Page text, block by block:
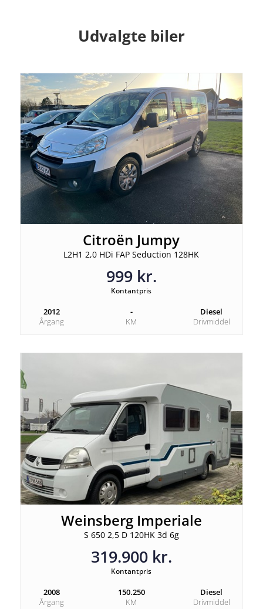
Udvalgte biler
Citroën Jumpy
L2H1 2,0 HDi FAP Seduction 128HK
999 kr.
Kontantpris
2012
Årgang
-
KM
Diesel
Drivmiddel
Weinsberg Imperiale
S 650 2,5 D 120HK 3d 6g
319.900 kr.
Kontantpris
2008
Årgang
150.250
KM
Diesel
Drivmiddel